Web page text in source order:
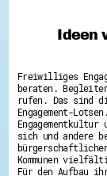
Ideen
Freiwilliges
beraten.
rufen. Das sind
Engagement-
sich und andere
Kommunen
Für den Aufbau